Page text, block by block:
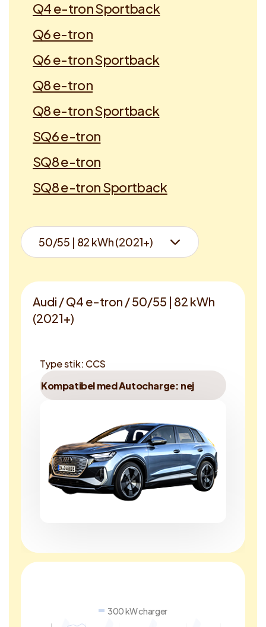
Q4 e-tron Sportback
Q6 e-tron
Q6 e-tron Sportback
Q8 e-tron
Q8 e-tron Sportback
SQ6 e-tron
SQ8 e-tron
SQ8 e-tron Sportback
Audi / Q4 e-tron / 50/55 | 82 kWh
(2021+)
Type stik: CCS
Kompatibel med Autocharge: nej
300 kW charger